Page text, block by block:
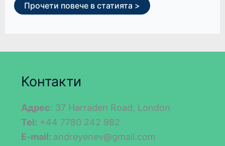
Прочети повече в статията >
Контакти
Адрес: 37 Harraden Road, London
Tel: +44 7780 242 982
E-mail: andreyenev@gmail.com